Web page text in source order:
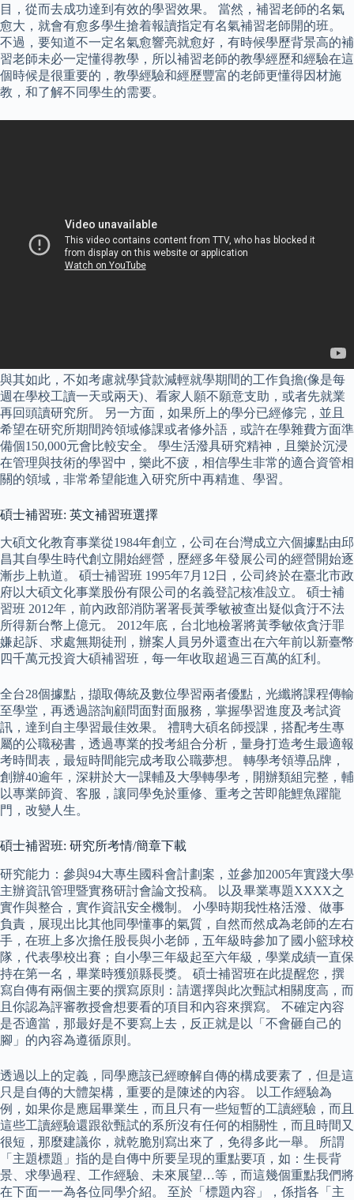
目，從而去成功達到有效的學習效果。 當然，補習老師的名氣
愈大，就會有愈多學生搶着報讀指定有名氣補習老師開的班。
不過，要知道不一定名氣愈響亮就愈好，有時候學歷背景高的補
習老師未必一定懂得教學，所以補習老師的教學經歷和經驗在這
個時候是很重要的，教學經驗和經歷豐富的老師更懂得因材施
教，和了解不同學生的需要。
與其如此，不如考慮就學貸款減輕就學期間的工作負擔(像是每
週在學校工讀一天或兩天)、看家人願不願意支助，或者先就業
再回頭讀研究所。 另一方面，如果所上的學分已經修完，並且
希望在研究所期間跨領域修課或者修外語，或許在學雜費方面準
備個150,000元會比較安全。 學生活潑具研究精神，且樂於沉浸
在管理與技術的學習中，樂此不疲，相信學生非常的適合資管相
關的領域，非常希望能進入研究所中再精進、學習。
碩士補習班: 英文補習班選擇
大碩文化教育事業從1984年創立，公司在台灣成立六個據點由邱
昌其自學生時代創立開始經營，歷經多年發展公司的經營開始逐
漸步上軌道。 碩士補習班 1995年7月12日，公司終於在臺北市政
府以大碩文化事業股份有限公司的名義登記核准設立。 碩士補
習班 2012年，前內政部消防署署長黃季敏被查出疑似貪汙不法
所得新台幣上億元。 2012年底，台北地檢署將黃季敏依貪汙罪
嫌起訴、求處無期徒刑，辦案人員另外還查出在六年前以新臺幣
四千萬元投資大碩補習班，每一年收取超過三百萬的紅利。
全台28個據點，擷取傳統及數位學習兩者優點，光纖將課程傳輸
至學堂，再透過諮詢顧問面對面服務，掌握學習進度及考試資
訊，達到自主學習最佳效果。 禮聘大碩名師授課，搭配考生專
屬的公職秘書，透過專業的投考組合分析，量身打造考生最適報
考時間表，最短時間能完成考取公職夢想。 轉學考領導品牌，
創辦40逾年，深耕於大一課輔及大學轉學考，開辦類組完整，輔
以專業師資、客服，讓同學免於重修、重考之苦即能鯉魚躍龍
門，改變人生。
碩士補習班: 研究所考情/簡章下載
研究能力：參與94大專生國科會計劃案，並參加2005年實踐大學
主辦資訊管理暨實務研討會論文投稿。 以及畢業專題XXXX之
實作與整合，實作資訊安全機制。 小學時期我性格活潑、做事
負責，展現出比其他同學懂事的氣質，自然而然成為老師的左右
手，在班上多次擔任股長與小老師，五年級時參加了國小籃球校
隊，代表學校出賽；自小學三年級起至六年級，學業成績一直保
持在第一名，畢業時獲頒縣長獎。 碩士補習班在此提醒您，撰
寫自傳有兩個主要的撰寫原則：請選擇與此次甄試相關度高，而
且你認為評審教授會想要看的項目和內容來撰寫。 不確定內容
是否適當，那最好是不要寫上去，反正就是以「不會砸自己的
腳」的內容為遵循原則。
透過以上的定義，同學應該已經瞭解自傳的構成要素了，但是這
只是自傳的大體架構，重要的是陳述的內容。 以工作經驗為
例，如果你是應屆畢業生，而且只有一些短暫的工讀經驗，而且
這些工讀經驗還跟欲甄試的系所沒有任何的相關性，而且時間又
很短，那麼建議你，就乾脆別寫出來了，免得多此一舉。 所謂
「主題標題」指的是自傳中所要呈現的重點要項，如：生長背
景、求學過程、工作經驗、未來展望…等，而這幾個重點我們將
在下面一一為各位同學介紹。 至於「標題內容」，係指各「主